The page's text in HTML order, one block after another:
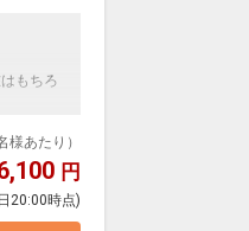
もちろ
様あたり）
円
20:00時点)